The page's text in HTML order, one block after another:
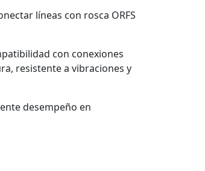
líneas con rosca ORFS
con conexiones
resistente a vibraciones y
desempeño en